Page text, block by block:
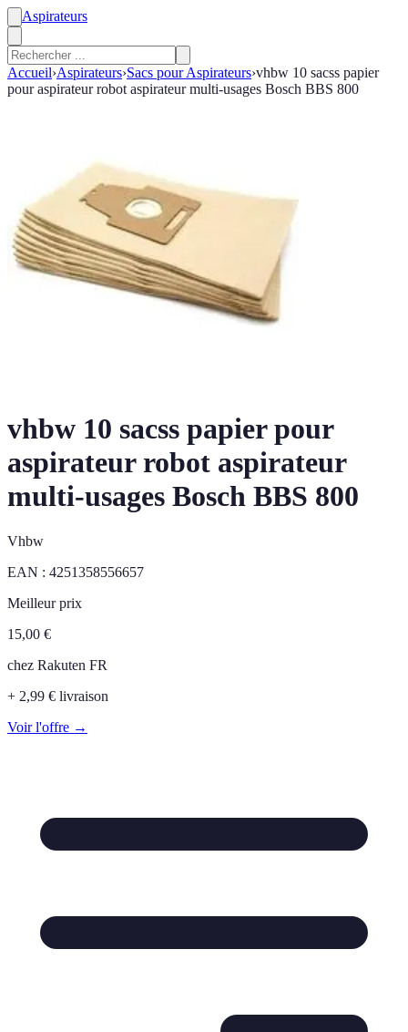
Aspirateurs
Accueil›Aspirateurs›Sacs pour Aspirateurs›vhbw 10 sacss papier
pour aspirateur robot aspirateur multi-usages Bosch BBS 800
vhbw 10 sacss papier pour
aspirateur robot aspirateur
multi-usages Bosch BBS 800
Vhbw
EAN : 4251358556657
Meilleur prix
15,00 €
chez Rakuten FR
+ 2,99 € livraison
Voir l'offre →